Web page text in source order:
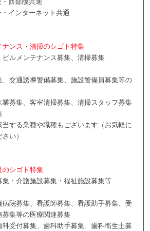
西部版共通
インターネット共通
ンス・清掃のシゴト特集
ルメンテナンス募集、清掃募集
交通誘導警備募集、施設警備員募集等の
業募集、客室清掃募集、清掃スタッフ募集
する業種や職種もございます（お気軽に
い）
のシゴト特集
・介護施設募集・福祉施設募集等
病院募集、看護師募集、看護助手募集、受
集等の医療関連募集
受付募集、歯科助手募集、歯科衛生士募